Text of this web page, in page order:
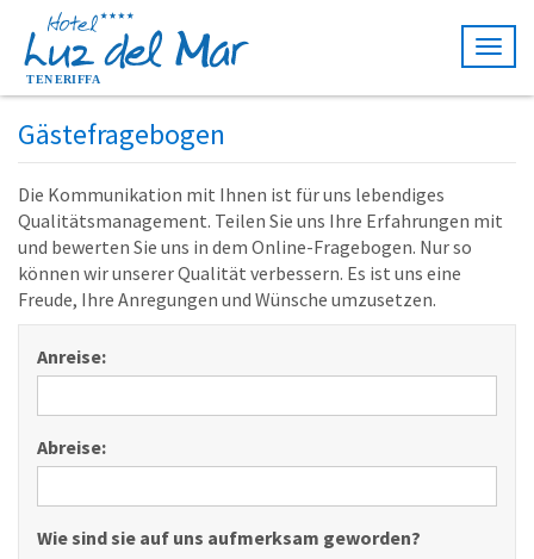
Gästefragebogen
Die Kommunikation mit Ihnen ist für uns lebendiges
Qualitätsmanagement. Teilen Sie uns Ihre Erfahrungen mit
und bewerten Sie uns in dem Online-Fragebogen. Nur so
können wir unserer Qualität verbessern. Es ist uns eine
Freude, Ihre Anregungen und Wünsche umzusetzen.
Anreise:
Abreise:
Wie sind sie auf uns aufmerksam geworden?